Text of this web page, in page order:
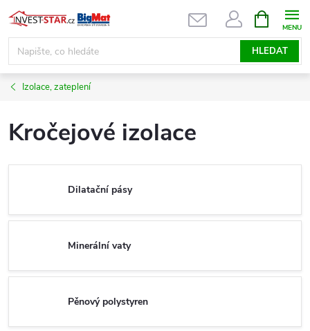
Přejít
na
obsah
HLEDAT
NÁKUPNÍ
KOŠÍK
Izolace, zateplení
Kročejové izolace
Dilatační pásy
Minerální vaty
Pěnový polystyren